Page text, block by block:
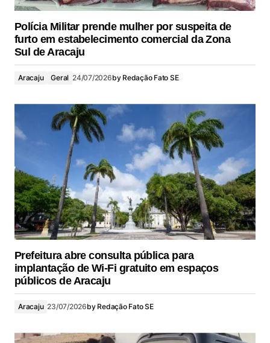
Polícia Militar prende mulher por suspeita de
furto em estabelecimento comercial da Zona
Sul de Aracaju
Aracaju Geral 24/07/2026by Redação Fato SE
Prefeitura abre consulta pública para
implantação de Wi-Fi gratuito em espaços
públicos de Aracaju
Aracaju 23/07/2026by Redação Fato SE